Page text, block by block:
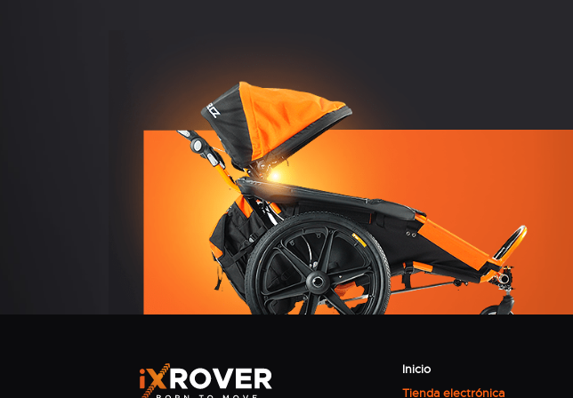
Inicio
Tienda electrónica